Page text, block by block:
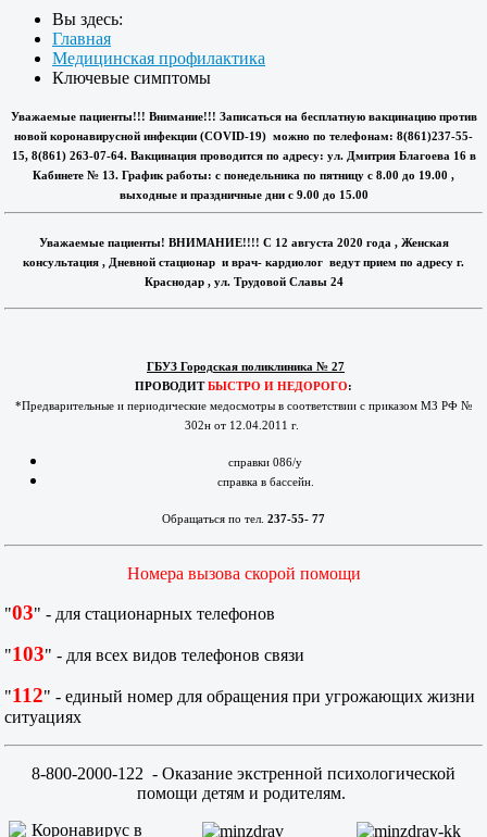
Вы здесь:
Главная
Медицинская профилактика
Ключевые симптомы
Уважаемые пациенты!!! Внимание!!! Записаться на бесплатную вакцинацию против
новой коронавирусной инфекции (COVID-19) можно по телефонам: 8(861)237-55-
15, 8(861) 263-07-64. Вакцинация проводится по адресу: ул. Дмитрия Благоева 16 в
Кабинете № 13. График работы: с понедельника по пятницу с 8.00 до 19.00 ,
выходные и праздничные дни с 9.00 до 15.00
Уважаемые пациенты! ВНИМАНИЕ!!!! С 12 августа 2020 года , Женская
консультация , Дневной стационар и врач- кардиолог ведут прием по адресу г.
Краснодар , ул. Трудовой Славы 24
ГБУЗ Городская поликлиника № 27
ПРОВОДИТБЫСТРО И НЕДОРОГО:
*Предварительные и периодические медосмотры в соответствии с приказом МЗ РФ №
302н от 12.04.2011 г.
справки 086/у
справка в бассейн.
Обращаться по тел. 237-55- 77
Номера вызова скорой помощи
"03" - для стационарных телефонов
"103" - для всех видов телефонов связи
"112" - единый номер для обращения при угрожающих жизни
ситуациях
8-800-2000-122 - Оказание экстренной психологической
помощи детям и родителям.